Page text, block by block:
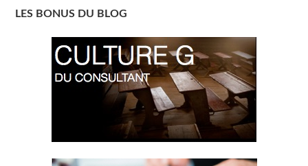
LES BONUS DU BLOG